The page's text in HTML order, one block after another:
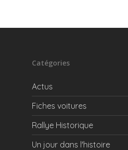
Catégories
Actus
Fiches voitures
Rallye Historique
Un jour dans l'histoire